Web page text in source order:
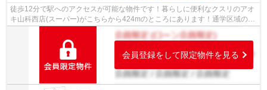
徒歩12分で駅へのアクセスが可能な物件です！暮らしに便利なクスリのアオ
キ山科西店(スーパー)がこちらから424mのところにあります！通学区域の小
学校は京都市立山階南小学校徒歩5分！...
会員登録をして限定物件を見る